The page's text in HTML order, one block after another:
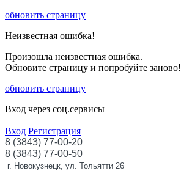
обновить страницу
Неизвестная ошибка!
Произошла неизвестная ошибка.
Обновите страницу и попробуйте заново!
обновить страницу
Вход через соц.сервисы
Вход Регистрация
8 (3843) 77-00-20
8 (3843) 77-00-50
г. Новокузнецк, ул. Тольятти 26